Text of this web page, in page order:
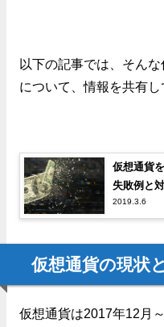
以下の記事では、そん
について、情報を共有し
仮想通貨
失敗例と
2019.3.6
仮想通貨の現状
仮想通貨は2017年12月